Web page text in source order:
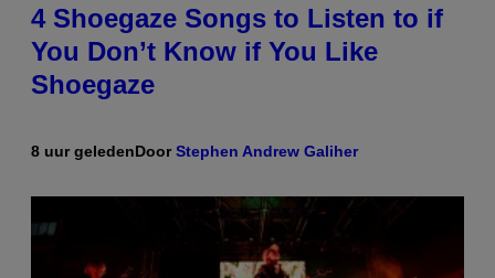
4 Shoegaze Songs to Listen to if
You Don’t Know if You Like
Shoegaze
8 uur geledenDoorStephen Andrew Galiher